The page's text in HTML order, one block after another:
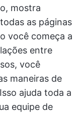
mostra
as páginas
você começa a
entre
você
maneiras de
ajuda toda a
equipe de